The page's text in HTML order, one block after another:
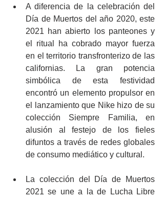
A diferencia de la celebración del
Día de Muertos del año 2020, este
2021 han abierto los panteones y
el ritual ha cobrado mayor fuerza
en el territorio transfronterizo de las
californias. La gran potencia
simbólica de esta festividad
encontró un elemento propulsor en
el lanzamiento que Nike hizo de su
colección Siempre Familia, en
alusión al festejo de los fieles
difuntos a través de redes globales
de consumo mediático y cultural.
La colección del Día de Muertos
2021 se une a la de Lucha Libre